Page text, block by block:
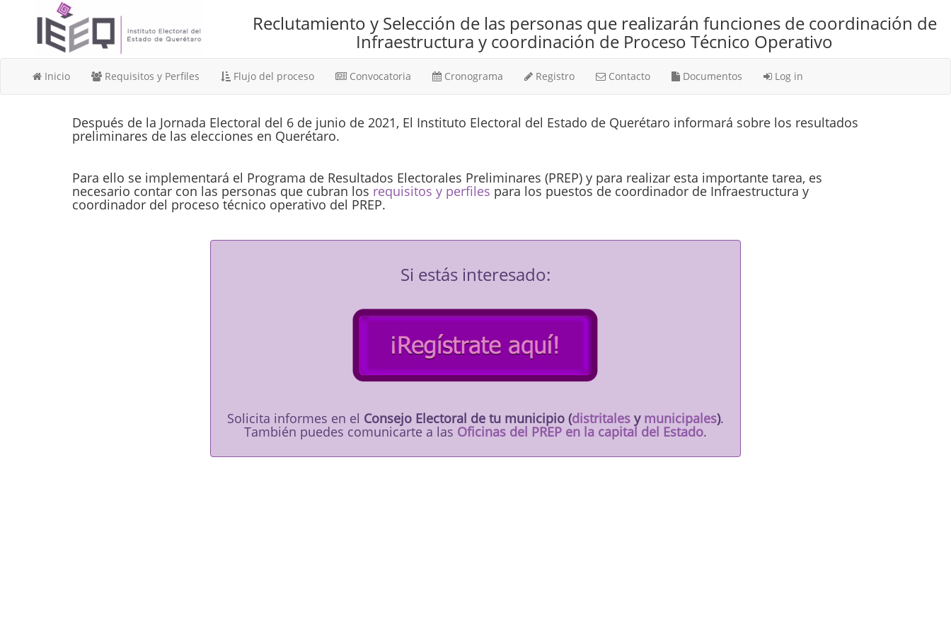
Reclutamiento y Selección de las personas que realizarán funciones de coordinación de
Infraestructura y coordinación de Proceso Técnico Operativo
Inicio(current)Requisitos y Perfiles Flujo del proceso Convocatoria Cronograma Registro Contacto Documentos Log in
Después de la Jornada Electoral del 6 de junio de 2021, El Instituto Electoral del Estado de Querétaro informará sobre los resultados
preliminares de las elecciones en Querétaro.
Para ello se implementará el Programa de Resultados Electorales Preliminares (PREP) y para realizar esta importante tarea, es
necesario contar con las personas que cubran los requisitos y perfiles para los puestos de coordinador de Infraestructura y
coordinador del proceso técnico operativo del PREP.
Si estás interesado:
Solicita informes en el Consejo Electoral de tu municipio (distritales y municipales).
También puedes comunicarte a las Oficinas del PREP en la capital del Estado.